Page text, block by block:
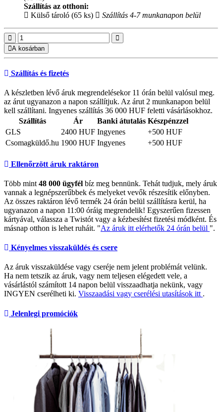
Szállítás az otthoni:
Külső tároló (65 ks)
Szállítás 4-7 munkanapon belül
A kosárban
Szállítás és fizetés
A készletben lévő áruk megrendelésekor 11 órán belül valósul meg.
az árut ugyanazon a napon szállítjuk. Az árut 2 munkanapon belül
kell szállítani. Ingyenes szállítás 36 000 HUF feletti vásárlásokhoz.
Szállítás
Ár Banki átutalás Készpénzzel
GLS
2400 HUF Ingyenes
+500 HUF
Csomagküldő.hu 1900 HUF Ingyenes +500 HUF
Ellenőrzött áruk raktáron
Több mint 48 000 ügyfél bíz meg bennünk. Tehát tudjuk, mely áruk
vannak a legnépszerűbbek és melyeket vevők részesítik előnyben.
Az összes raktáron lévő termék 24 órán belül szállításra kerül, ha
ugyanazon a napon 11:00 óráig megrendelik! Egyszerűen fizessen
kártyával, válassza a Twistót vagy a kézbesítést fizetési módként. És
másnap otthon is lehet ruháit. "Az áruk itt elérhetők 24 órán belül ".
Kényelmes visszaküldés és csere
Az áruk visszaküldése vagy cseréje nem jelent problémát velünk.
Ha nem tetszik az áruk, vagy nem teljesen elégedett vele, a
vásárlástól számított 14 napon belül visszaadhatja nekünk, vagy
INGYEN cserélheti ki. Visszaadási vagy cserélési utasítások itt .
Jelenlegi promóciók